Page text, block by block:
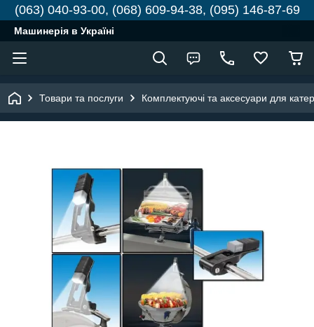
(063) 040-93-00, (068) 609-94-38, (095) 146-87-69
Машинерія в Україні
Товари та послуги Комплектуючі та аксесуари для